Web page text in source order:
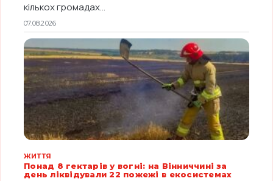
кількох громадах...
07.08.2026
ЖИТТЯ
Понад 8 гектарів у вогні: на Вінниччині за
день ліквідували 22 пожежі в екосистемах